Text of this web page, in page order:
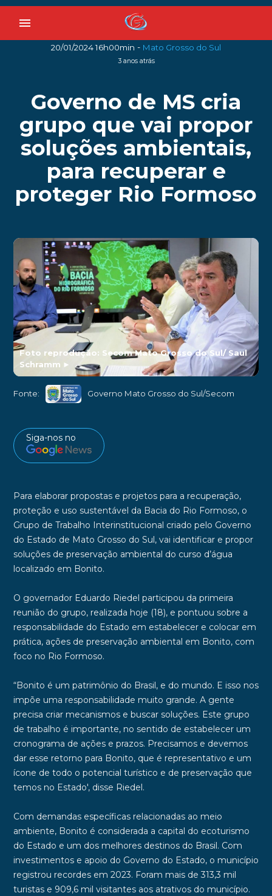
menu
20/01/2024 16h00min - Mato Grosso do Sul
3 anos atrás
Governo de MS cria
grupo que vai propor
soluções ambientais,
para recuperar e
proteger Rio Formoso
Foto reprodução: Secom Mato Grosso do Sul/ Saul
Schramm ►
Fonte: Governo Mato Grosso do Sul/Secom
Siga-nos no
Para elaborar propostas e projetos para a recuperação,
proteção e uso sustentável da Bacia do Rio Formoso, o
Grupo de Trabalho Interinstitucional criado pelo Governo
do Estado de Mato Grosso do Sul, vai identificar e propor
soluções de preservação ambiental do curso d’água
localizado em Bonito.
O governador Eduardo Riedel participou da primeira
reunião do grupo, realizada hoje (18), e pontuou sobre a
responsabilidade do Estado em estabelecer e colocar em
prática, ações de preservação ambiental em Bonito, com
foco no Rio Formoso.
“Bonito é um patrimônio do Brasil, e do mundo. E isso nos
impõe uma responsabilidade muito grande. A gente
precisa criar mecanismos e buscar soluções. Este grupo
de trabalho é importante, no sentido de estabelecer um
cronograma de ações e prazos. Precisamos e devemos
dar esse retorno para Bonito, que é representativo e um
ícone de todo o potencial turístico e de preservação que
temos no Estado', disse Riedel.
Com demandas específicas relacionadas ao meio
ambiente, Bonito é considerada a capital do ecoturismo
do Estado e um dos melhores destinos do Brasil. Com
investimentos e apoio do Governo do Estado, o município
registrou recordes em 2023. Foram mais de 313,3 mil
turistas e 909,6 mil visitantes aos atrativos do município.